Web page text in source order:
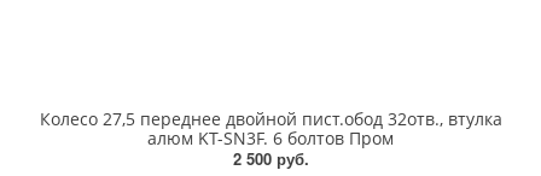
Колесо 27,5 переднее двойной пист.обод 32отв., втулка
алюм KT-SN3F. 6 болтов Пром
2 500 руб.